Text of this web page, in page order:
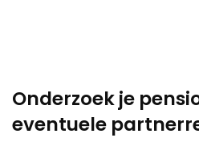
Onderzoek je
eventuele